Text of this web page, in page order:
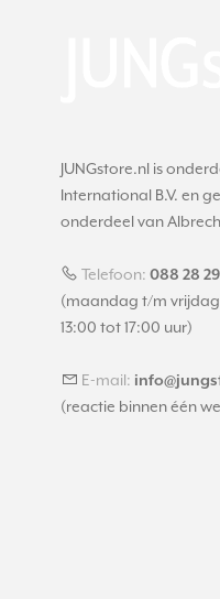
JUNGstore.nl is
International B.V. en
onderdeel van
Telefoon: 088 28
(maandag t/m
13:00 tot 17:00 uur)
E-mail:
(reactie binnen één